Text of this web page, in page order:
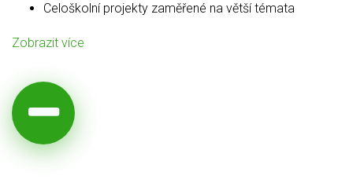
Celoškolní projekty zaměřené na větší témata
Zobrazit více